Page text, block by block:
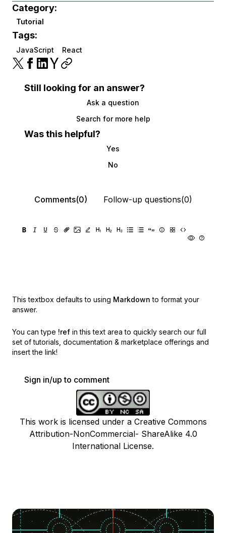
Category:
Tutorial
Tags:
JavaScript React
Still looking for an answer?
Ask a question
Search for more help
Was this helpful?
Yes
No
Comments(0) Follow-up questions(0)
This textbox defaults to using Markdown to format your
answer.
You can type !ref in this text area to quickly search our full
set of tutorials, documentation & marketplace offerings and
insert the link!
Sign in/up to comment
This work is licensed under a Creative Commons
Attribution-NonCommercial- ShareAlike 4.0
International License.